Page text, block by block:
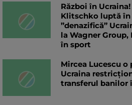
Război în
Klitschko luptă în
”denazifică”
la Wagner
în sport
Mircea Lucescu
Ucraina
transferul banilor